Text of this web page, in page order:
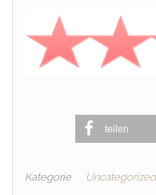
teilen
Kategorie Uncategorized